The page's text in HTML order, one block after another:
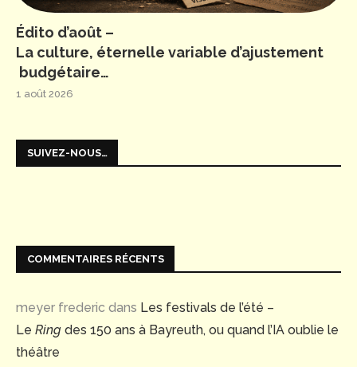
Édito d’août –
La culture, éternelle variable d’ajustement
budgétaire…
1 août 2026
SUIVEZ-NOUS…
COMMENTAIRES RÉCENTS
meyer frederic dans Les festivals de l’été –
Le Ring des 150 ans à Bayreuth, ou quand l’IA oublie le
théâtre